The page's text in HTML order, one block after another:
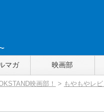
マガ 映画部
映画部！ > もやもやレ